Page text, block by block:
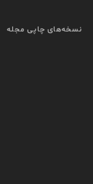
نسخه‌های چاپی مجله